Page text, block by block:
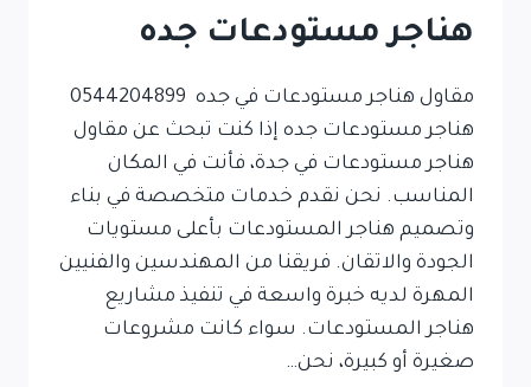
هناجر مستودعات جده
مقاول هناجر مستودعات في جده 0544204899
هناجر مستودعات جده إذا كنت تبحث عن مقاول
هناجر مستودعات في جدة، فأنت في المكان
المناسب. نحن نقدم خدمات متخصصة في بناء
وتصميم هناجر المستودعات بأعلى مستويات
الجودة والاتقان. فريقنا من المهندسين والفنيين
المهرة لديه خبرة واسعة في تنفيذ مشاريع
هناجر المستودعات. سواء كانت مشروعات
صغيرة أو كبيرة، نحن…